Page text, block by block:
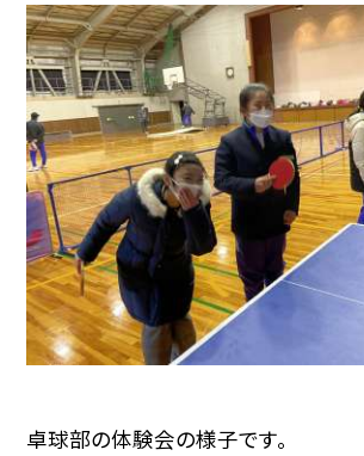
卓球部の体験会の様子です。